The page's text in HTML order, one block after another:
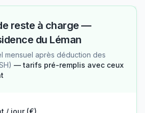
reste à charge —
du Léman
mensuel après déduction des
— tarifs pré-remplis avec ceux